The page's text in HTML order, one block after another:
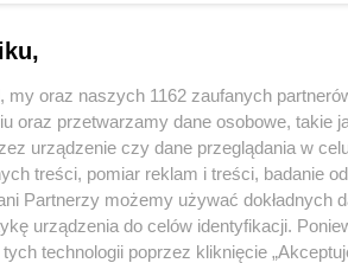
Osobę do
Numer: 1122309,
Tczew, tel.
my oraz naszych 1162 zaufanych
oraz przetwarzamy dane osobowe, takie
urządzenie czy dane przeglądania w
treści, pomiar reklam i treści, badanie
Partnerzy możemy używać dokładnych
urządzenia do celów identyfikacji.
technologii poprzez kliknięcie